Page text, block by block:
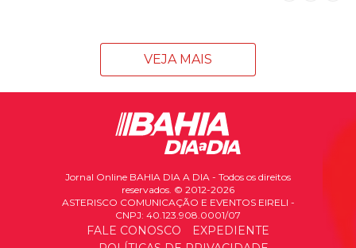
VEJA MAIS
Jornal Online BAHIA DIA A DIA - Todos os direitos
reservados. © 2012-2026
ASTERISCO COMUNICAÇÃO E EVENTOS EIRELI -
CNPJ: 40.123.908.0001/07
FALE CONOSCO
EXPEDIENTE